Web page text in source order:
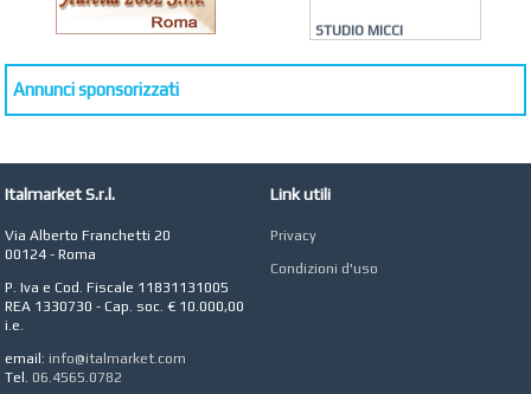
STUDIO MICCI
Commercialista e
COLA
Roma
CONCEPT POINT
Agency
Annunci sponsorizzati
Italmarket S.r.l.
Via Alberto Franchetti 20
00124 - Roma
P. Iva e Cod. Fiscale 11831131005
REA 1330730 - Cap. soc. € 10.000,00
i.e.
email: info@italmarket.com
Tel. 06.4565.0782
Link utili
Privacy
Condizioni d'uso